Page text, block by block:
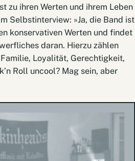
zu ihren Werten und ihrem Leben
Selbstinterview: »Ja, die Band ist
konservativen Werten und findet
daran. Hierzu zählen
Loyalität, Gerechtigkeit,
Roll uncool? Mag sein, aber